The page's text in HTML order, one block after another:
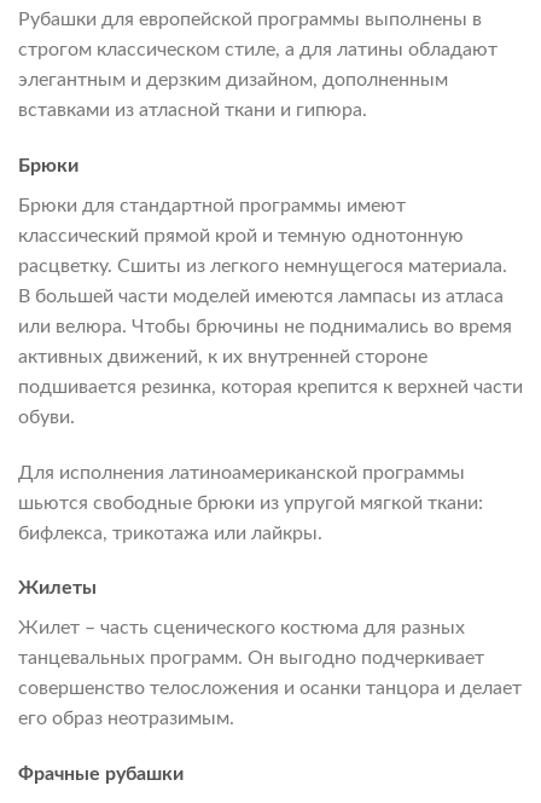
Рубашки для европейской программы выполнены в
строгом классическом стиле, а для латины обладают
элегантным и дерзким дизайном, дополненным
вставками из атласной ткани и гипюра.
Брюки
Брюки для стандартной программы имеют
классический прямой крой и темную однотонную
расцветку. Сшиты из легкого немнущегося материала.
В большей части моделей имеются лампасы из атласа
или велюра. Чтобы брючины не поднимались во время
активных движений, к их внутренней стороне
подшивается резинка, которая крепится к верхней части
обуви.
Для исполнения латиноамериканской программы
шьются свободные брюки из упругой мягкой ткани:
бифлекса, трикотажа или лайкры.
Жилеты
Жилет – часть сценического костюма для разных
танцевальных программ. Он выгодно подчеркивает
совершенство телосложения и осанки танцора и делает
его образ неотразимым.
Фрачные рубашки